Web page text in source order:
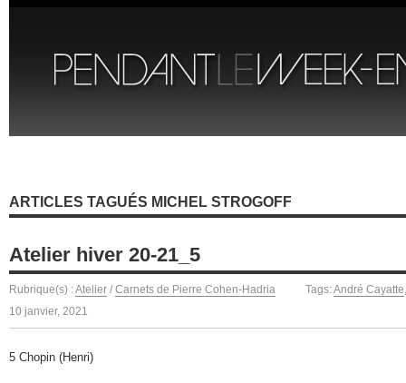
ARTICLES TAGUÉS MICHEL STROGOFF
Atelier hiver 20-21_5
Rubrique(s) :Atelier / Carnets de Pierre Cohen-Hadria Tags:André Cayatte
10 janvier, 2021
5 Chopin (Henri)